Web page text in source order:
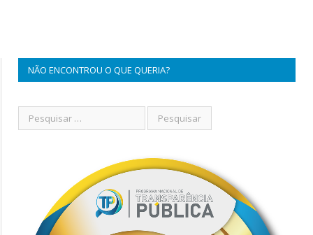
NÃO ENCONTROU O QUE QUERIA?